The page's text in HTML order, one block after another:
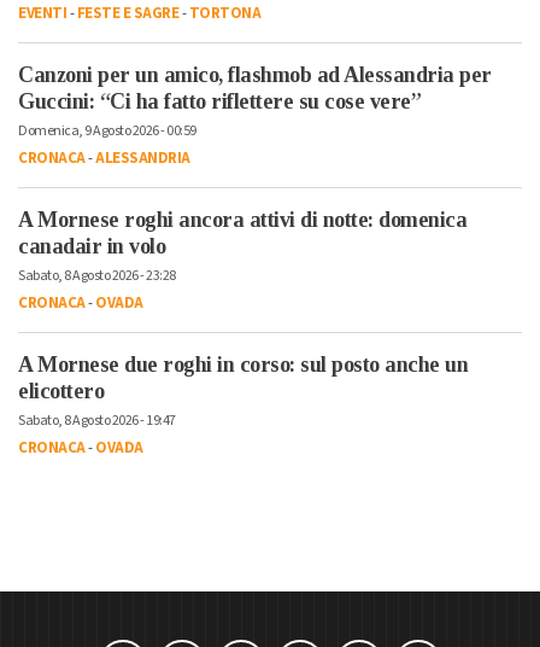
EVENTI-FESTE E SAGRE-TORTONA
Canzoni per un amico, flashmob ad Alessandria per
Guccini: “Ci ha fatto riflettere su cose vere”
Domenica, 9 Agosto 2026 - 00:59
CRONACA-ALESSANDRIA
A Mornese roghi ancora attivi di notte: domenica
canadair in volo
Sabato, 8 Agosto 2026 - 23:28
CRONACA-OVADA
A Mornese due roghi in corso: sul posto anche un
elicottero
Sabato, 8 Agosto 2026 - 19:47
CRONACA-OVADA